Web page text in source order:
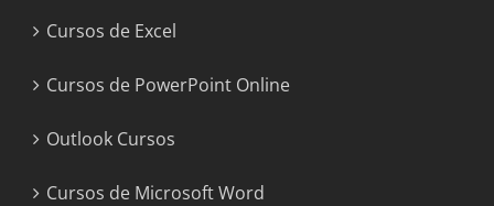
Cursos de Excel
Cursos de PowerPoint Online
Outlook Cursos
Cursos de Microsoft Word